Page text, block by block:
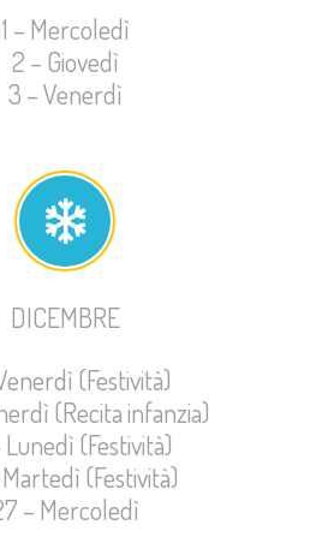
1 – Mercoledì
2 – Giovedì
3 – Venerdì
DICEMBRE
(Festività)
(Recita infanzia)
(Festività)
(Festività)
– Mercoledì